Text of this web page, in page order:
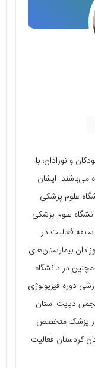
و نوزادان، با
می‌باشند. ایشان
علوم پزشکی
از دانشگاه علوم پزشکی
سابقه فعالیت در
بیمارستان‌های
در دانشگاه
دوره فیزیولوژی
دیابت استان
پزشک متخصص
کردستان فعالیت